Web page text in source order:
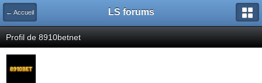
← Accueil LS forums
Profil de 8910betnet